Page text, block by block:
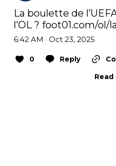
La boulette de
l’OL ? foot01.com/ol/
6:42 AM · Oct 23, 2025
0 Reply
Read